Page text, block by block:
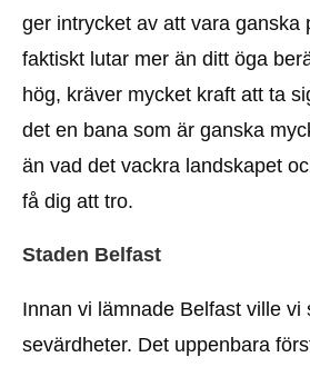
ger intrycket av att vara ganska
faktiskt lutar mer än ditt öga
hög, kräver mycket kraft att ta
det en bana som är ganska
än vad det vackra landskapet
få dig att tro.
Staden Belfast
Innan vi lämnade Belfast ville vi
sevärdheter. Det uppenbara